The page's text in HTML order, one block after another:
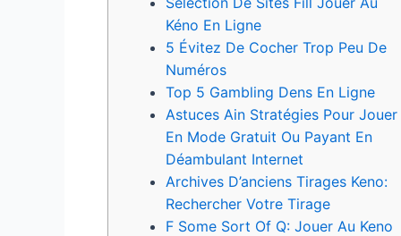
Kéno En Ligne
5 Évitez De Cocher Trop Peu De
Numéros
Top 5 Gambling Dens En Ligne
Astuces Ain Stratégies Pour Jouer
En Mode Gratuit Ou Payant En
Déambulant Internet
Archives D’anciens Tirages Keno:
Rechercher Votre Tirage
F Some Sort Of Q: Jouer Au Keno